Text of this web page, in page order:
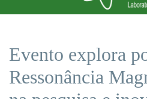
Evento explora
Ressonância